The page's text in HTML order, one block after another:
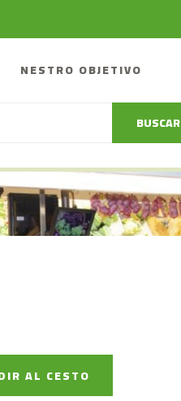
NESTRO OBJETIVO
BUSCAR
AL CESTO